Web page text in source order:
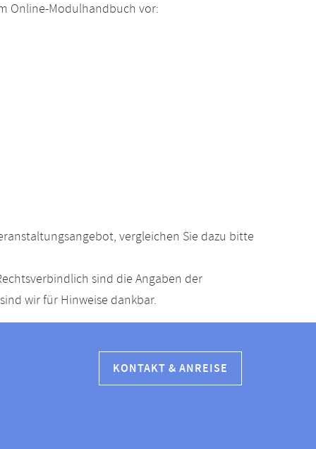
Online-Modulhandbuch vor:
vergleichen Sie dazu bitte
sind die Angaben der
wir für Hinweise dankbar.
KONTAKT & ANREISE